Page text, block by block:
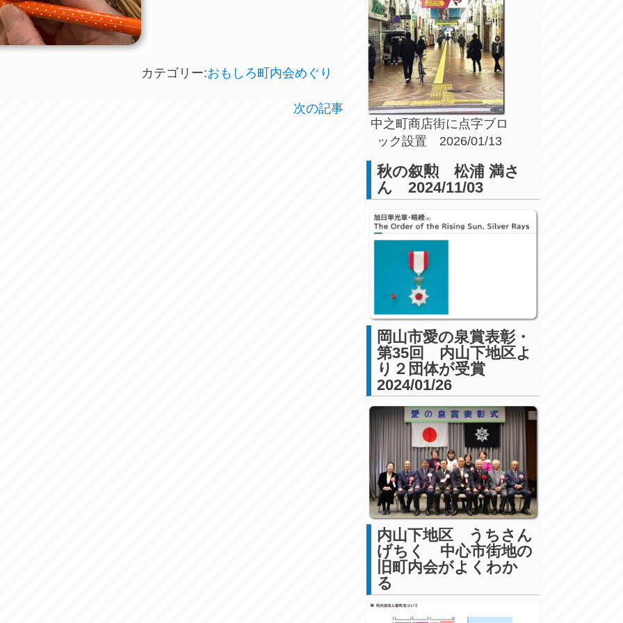
カテゴリー:おもしろ町内会めぐり
次の記事
中之町商店街に点字ブロ
ック設置 2026/01/13
秋の叙勲 松浦 満さ
ん 2024/11/03
岡山市愛の泉賞表彰・
第35回 内山下地区よ
り２団体が受賞
2024/01/26
内山下地区 うちさん
げちく 中心市街地の
旧町内会がよくわか
る